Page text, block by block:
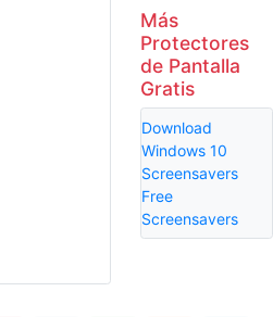
Más
Protectores
de Pantalla
Gratis
Download
Windows 10
Screensavers
Free
Screensavers